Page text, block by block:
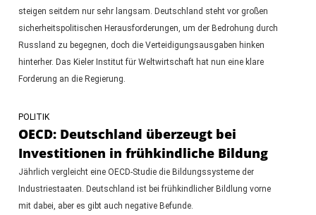
steigen seitdem nur sehr langsam. Deutschland steht vor großen
sicherheitspolitischen Herausforderungen, um der Bedrohung durch
Russland zu begegnen, doch die Verteidigungsausgaben hinken
hinterher. Das Kieler Institut für Weltwirtschaft hat nun eine klare
Forderung an die Regierung.
POLITIK
OECD: Deutschland überzeugt bei
Investitionen in frühkindliche Bildung
Jährlich vergleicht eine OECD-Studie die Bildungssysteme der
Industriestaaten. Deutschland ist bei frühkindlicher Bildlung vorne
mit dabei, aber es gibt auch negative Befunde.